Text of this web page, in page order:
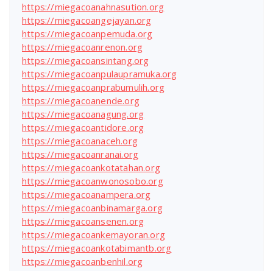
https://miegacoanahnasution.org
https://miegacoangejayan.org
https://miegacoanpemuda.org
https://miegacoanrenon.org
https://miegacoansintang.org
https://miegacoanpulaupramuka.org
https://miegacoanprabumulih.org
https://miegacoanende.org
https://miegacoanagung.org
https://miegacoantidore.org
https://miegacoanaceh.org
https://miegacoanranai.org
https://miegacoankotatahan.org
https://miegacoanwonosobo.org
https://miegacoanampera.org
https://miegacoanbinamarga.org
https://miegacoansenen.org
https://miegacoankemayoran.org
https://miegacoankotabimantb.org
https://miegacoanbenhil.org